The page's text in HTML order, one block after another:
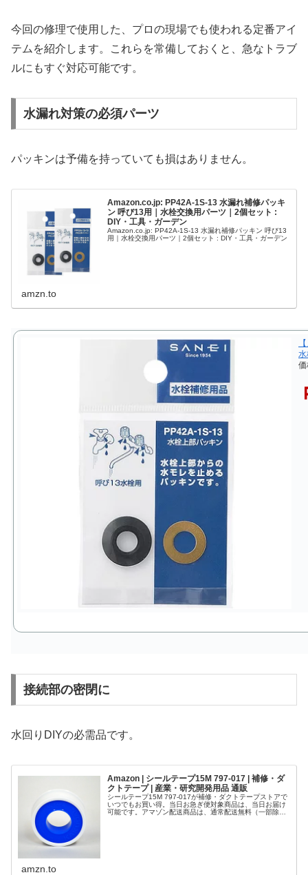
今回の修理で使用した、プロの現場でも使われる定番アイ
テムを紹介します。これらを常備しておくと、急なトラブ
ルにもすぐ対応可能です。
水漏れ対策の必須パーツ
パッキンは予備を持っていても損はありません。
Amazon.co.jp: PP42A-1S-13 水漏れ補修パッキ
ン 呼び13用｜水栓交換用パーツ｜2個セット :
DIY・工具・ガーデン
Amazon.co.jp: PP42A-1S-13 水漏れ補修パッキン 呼び13
用｜水栓交換用パーツ｜2個セット : DIY・工具・ガーデン
amzn.to
接続部の密閉に
水回りDIYの必需品です。
Amazon | シールテープ15M 797-017 | 補修・ダ
クトテープ | 産業・研究開発用品 通販
シールテープ15M 797-017が補修・ダクトテープストアで
いつでもお買い得。当日お急ぎ便対象商品は、当日お届け
可能です。アマゾン配送商品は、通常配送無料（一部除
amzn.to